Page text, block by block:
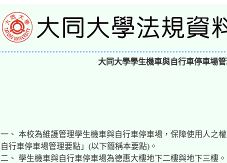
大同大學學生機車與自行車停車場
一、 本校為維護管理學生機車與自行車停車場，保障使用人之
自行車停車場管理要點」(以下簡稱本要點)。
二、 學生機車與自行車停車場為德惠大樓地下二樓與地下三樓。